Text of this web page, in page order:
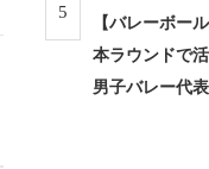
5
【バレーボー
本ラウンドで
男子バレー代